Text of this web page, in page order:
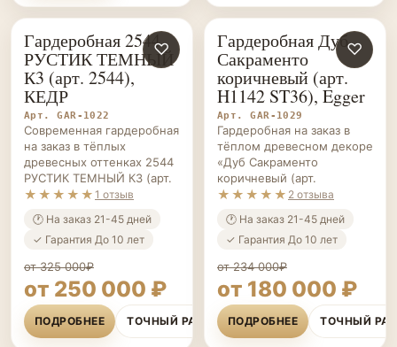
ГАРДЕРОБНЫЕ НА ЗАКАЗ
♡
Гардеробная 2544
РУСТИК ТЕМНЫЙ
К3 (арт. 2544),
КЕДР
Арт. GAR-1022
Современная гардеробная
на заказ в тёплых
древесных оттенках 2544
РУСТИК ТЕМНЫЙ К3 (арт.
🕐 На заказ 21-45 дней
от 325 000₽
от 250 000 ₽
ПОДРОБНЕЕ ТОЧНЫЙ РАСЧЁТ
ГАРДЕРОБНЫЕ НА ЗАКАЗ
♡
Гардеробная Дуб
Сакраменто
коричневый (арт.
H1142 ST36), Egger
Арт. GAR-1029
Гардеробная на заказ в
тёплом древесном декоре
«Дуб Сакраменто
коричневый (арт.
🕐 На заказ 21-45 дней
от 234 000₽
от 180 000 ₽
ПОДРОБНЕЕ ТОЧНЫЙ